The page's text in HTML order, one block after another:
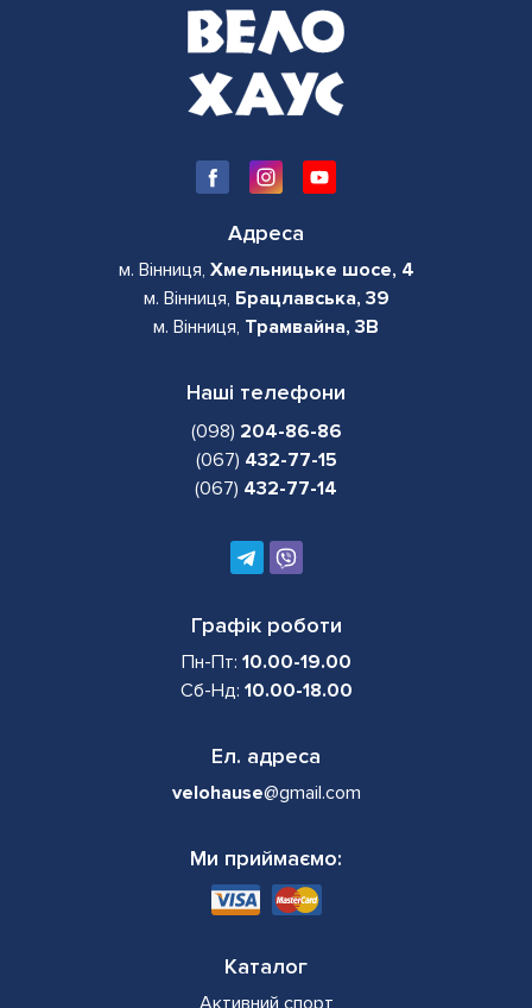
Каталог
Активний спорт
Адреса
м. Вінниця, Хмельницьке шосе, 4
м. Вінниця, Брацлавська, 39
м. Вінниця, Трамвайна, 3В
Наші телефони
(098) 204-86-86
(067) 432-77-15
(067) 432-77-14
Графік роботи
Пн-Пт: 10.00-19.00
Сб-Нд: 10.00-18.00
Ел. адреса
velohause@gmail.com
Ми приймаємо: